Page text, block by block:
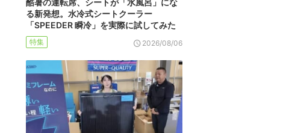
酷暑の運転席、シートが「水風呂」にな
る新発想。水冷式シートクーラー
「SPEEDER 瞬冷」を実際に試してみた
特集 2026/08/06